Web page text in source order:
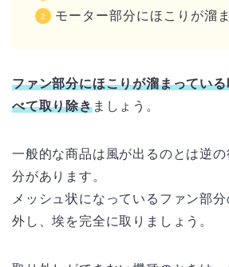
モーター部分にほこりが溜ま
ファン部分にほこりが溜まってい
べて取り除きましょう。
一般的な商品は風が出るのとは逆
分があります。
メッシュ状になっているファン部
外し、埃を完全に取りましょう。